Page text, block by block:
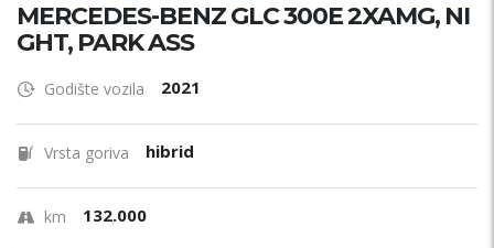
MERCEDES-BENZ GLC 300E 2XAMG, NI
GHT, PARK ASS
Godište vozila 2021
Vrsta goriva hibrid
km 132.000